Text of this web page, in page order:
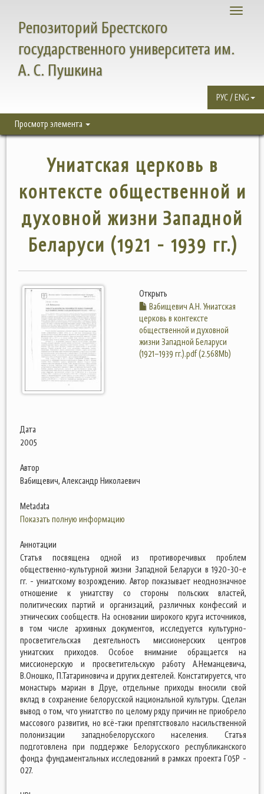
Toggle
Репозиторий Брестского
государственного университета им.
А. С. Пушкина
РУС / ENG
Просмотр элемента
Униатская церковь в
контексте общественной и
духовной жизни Западной
Беларуси (1921 - 1939 гг.)
Открыть
Вабищевич А.Н. Униатская
церковь в контексте
общественной и духовной
жизни Западной Беларуси
(1921–1939 гг.).pdf (2.568Mb)
Дата
2005
Автор
Вабищевич, Александр Николаевич
Metadata
Показать полную информацию
Аннотации
Статья посвящена одной из противоречивых проблем
общественно-культурной жизни Западной Беларуси в 1920-30-е
гг. - униатскому возрождению. Автор показывает неоднозначное
отношение к униатству со стороны польских властей,
политических партий и организаций, различных конфессий и
этнических сообществ. На основании широкого круга источников,
в том числе архивных документов, исследуется культурно-
просветительская деятельность миссионерских центров
униатских приходов. Особое внимание обращается на
миссионерскую и просветительскую работу А.Неманцевича,
В.Оношко, П.Татариновича и других деятелей. Констатируется, что
монастырь мариан в Друе, отдельные приходы вносили свой
вклад в сохранение белорусской национальной культуры. Сделан
вывод о том, что униатство по целому ряду причин не приобрело
массового развития, но всё-таки препятствовало насильственной
полонизации западнобелорусского населения. Статья
подготовлена при поддержке Белорусского республиканского
фонда фундаментальных исследований в рамках проекта Г05Р -
027.